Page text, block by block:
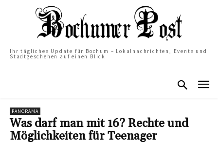
Ihr tägliches Update für Bochum – Lokalnachrichten, Events und
Stadtgeschehen auf einen Blick
PANORAMA
Was darf man mit 16? Rechte und
Möglichkeiten für Teenager